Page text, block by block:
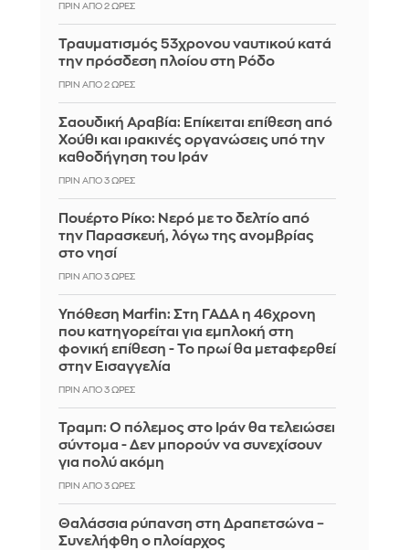
ΠΡΙΝ ΑΠΌ 2 ΏΡΕΣ
Τραυματισμός 53χρονου ναυτικού κατά
την πρόσδεση πλοίου στη Ρόδο
ΠΡΙΝ ΑΠΌ 2 ΏΡΕΣ
Σαουδική Αραβία: Επίκειται επίθεση από
Χούθι και ιρακινές οργανώσεις υπό την
καθοδήγηση του Ιράν
ΠΡΙΝ ΑΠΌ 3 ΏΡΕΣ
Πουέρτο Ρίκο: Νερό με το δελτίο από
την Παρασκευή, λόγω της ανομβρίας
στο νησί
ΠΡΙΝ ΑΠΌ 3 ΏΡΕΣ
Υπόθεση Marfin: Στη ΓΑΔΑ η 46χρονη
που κατηγορείται για εμπλοκή στη
φονική επίθεση - Το πρωί θα μεταφερθεί
στην Εισαγγελία
ΠΡΙΝ ΑΠΌ 3 ΏΡΕΣ
Τραμπ: Ο πόλεμος στο Ιράν θα τελειώσει
σύντομα - Δεν μπορούν να συνεχίσουν
για πολύ ακόμη
ΠΡΙΝ ΑΠΌ 3 ΏΡΕΣ
Θαλάσσια ρύπανση στη Δραπετσώνα –
Συνελήφθη ο πλοίαρχος